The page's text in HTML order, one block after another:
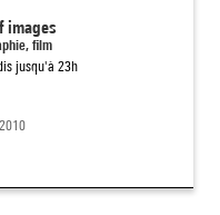
images
film
jusqu'à 23h